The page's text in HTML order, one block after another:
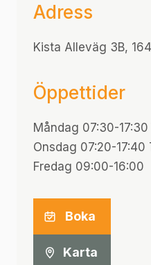
Adress
Kista Alleväg 3B,
Öppettider
Måndag 07:30-
Onsdag 07:20-
Fredag 09:00-16:00
Boka
Karta